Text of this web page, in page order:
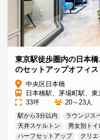
東京駅徒歩圏内の日本
のセットアップオフィス
中央区日本橋
日本橋駅、茅場町駅、東
33坪
20～23人
駅から3分以内 ラウンジス
天井スケルトン
男女別トイ
ハーフセットアップ
クリ